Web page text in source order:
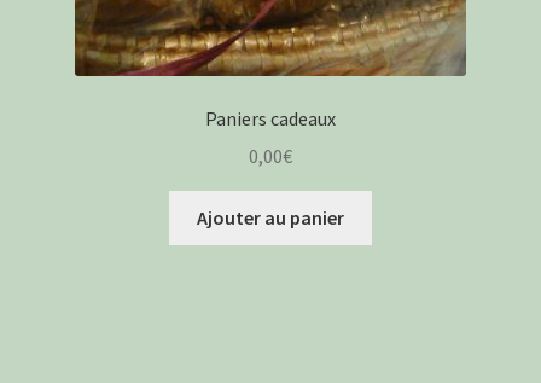
Paniers cadeaux
0,00€
Ajouter au panier